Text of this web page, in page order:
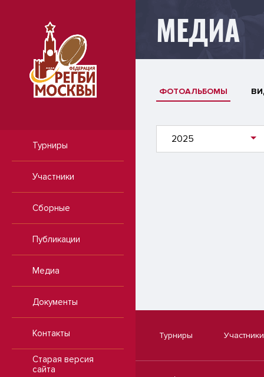
Турниры
Участники
Сборные
Публикации
Медиа
Документы
Контакты
Старая версия
сайта
МЕДИА
ФОТОАЛЬБОМЫ
2025
Турниры Участники